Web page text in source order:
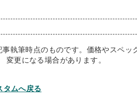
執筆時点のものです。価格やスペッ
変更になる場合があります。
ムへ戻る